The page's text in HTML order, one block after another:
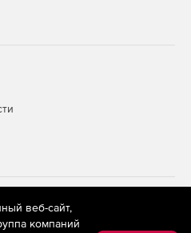
применяются
(информационные технологии
основе сбора,
веб-сайт,
компаний